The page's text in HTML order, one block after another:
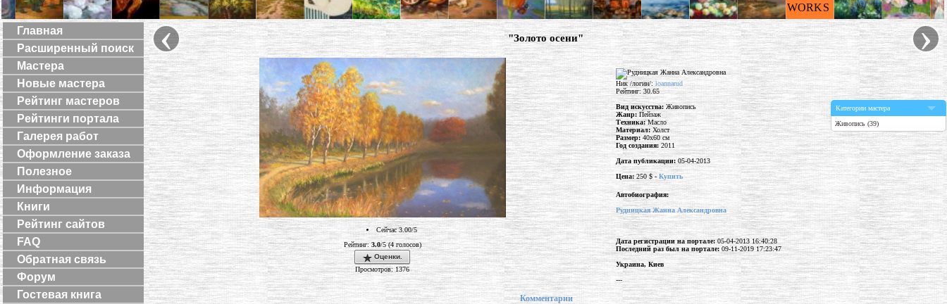
WORKS
Главная
Расширенный поиск
Мастера
Новые мастера
Рейтинг мастеров
Рейтинги портала
Галерея работ
Оформление заказа
Полезное
Информация
Книги
Рейтинг сайтов
FAQ
Обратная связь
Форум
Гостевая книга
‹ "Золото осени" ›
Сейчас 3.00/5
Рейтинг:3.0/5 (4 голосов)
Оценки.
Просмотров: 1376
Ник /логин/:ioannarud
Рейтинг: 30.65
Вид искусства:Живопись
Жанр:Пейзаж
Техника:Масло
Материал:Холст
Размер:40x60 см
Год создания:2011
Дата публикации: 05-04-2013
Цена:250 $ -Купить
Категории мастера
Живопись (39)
Автобиография:
Рудницкая Жанна Александровна
Дата регистрации на портале: 05-04-2013 16:40:28
Последний раз был на портале: 09-11-2019 17:23:47
Украина, Киев
---
Комментарии